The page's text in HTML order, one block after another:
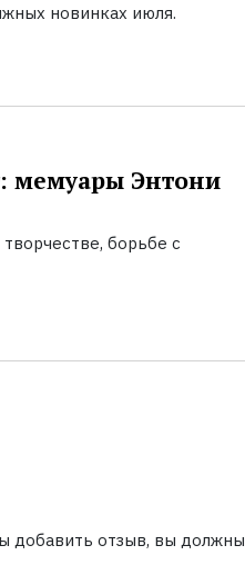
новинках июля.
мемуары Энтони
борьбе с
добавить отзыв, вы должны